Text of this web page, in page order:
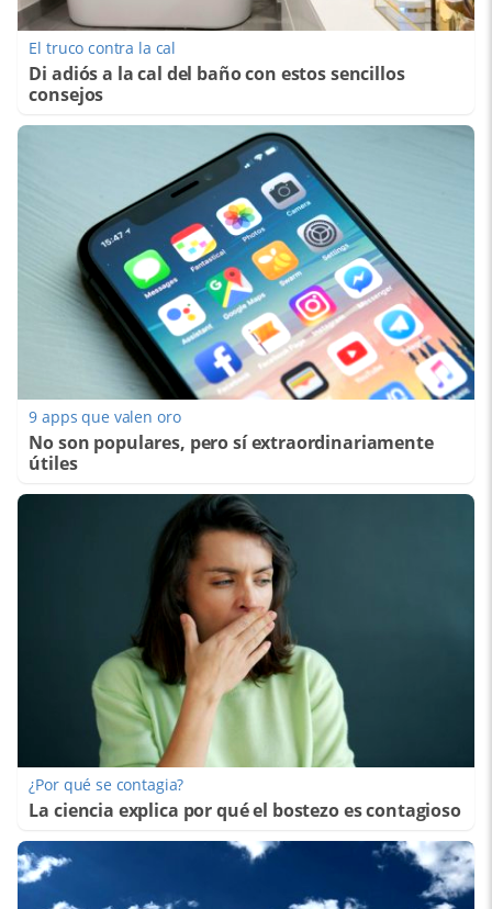
El truco contra la cal
Di adiós a la cal del baño con estos sencillos
consejos
9 apps que valen oro
No son populares, pero sí extraordinariamente
útiles
¿Por qué se contagia?
La ciencia explica por qué el bostezo es contagioso